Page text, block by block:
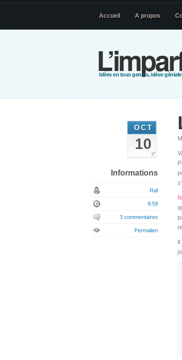
Idées en tous genres, idées
Accueil A propos
OCT
10
Informations
Raf
9:59
3 commentaires
Permalien